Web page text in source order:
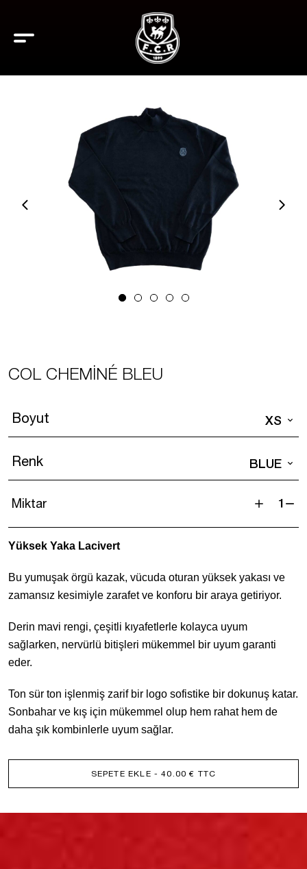
COL CHEMINÉ BLEU
Boyut XS
Renk BLUE
Miktar
Col
Cheminé
adet
Yüksek Yaka Lacivert
Bu yumuşak örgü kazak, vücuda oturan yüksek yakası ve
zamansız kesimiyle zarafet ve konforu bir araya getiriyor.
Derin mavi rengi, çeşitli kıyafetlerle kolayca uyum
sağlarken, nervürlü bitişleri mükemmel bir uyum garanti
eder.
Ton sür ton işlenmiş zarif bir logo sofistike bir dokunuş katar.
Sonbahar ve kış için mükemmel olup hem rahat hem de
daha şık kombinlerle uyum sağlar.
SEPETE EKLE - 40.00 € TTC